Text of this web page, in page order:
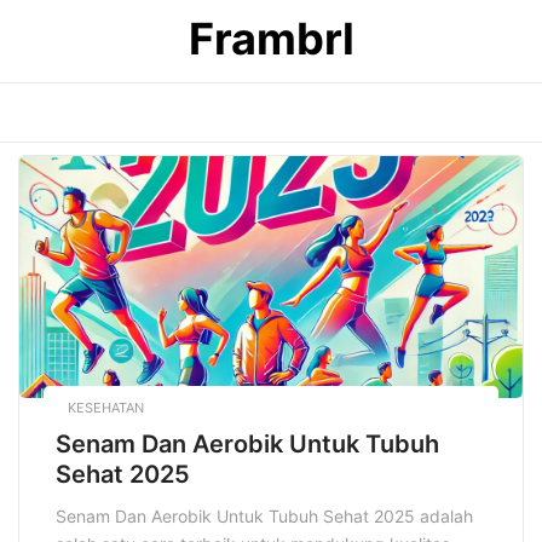
Frambrl
KESEHATAN
Senam Dan Aerobik Untuk Tubuh
Sehat 2025
Senam Dan Aerobik Untuk Tubuh Sehat 2025 adalah